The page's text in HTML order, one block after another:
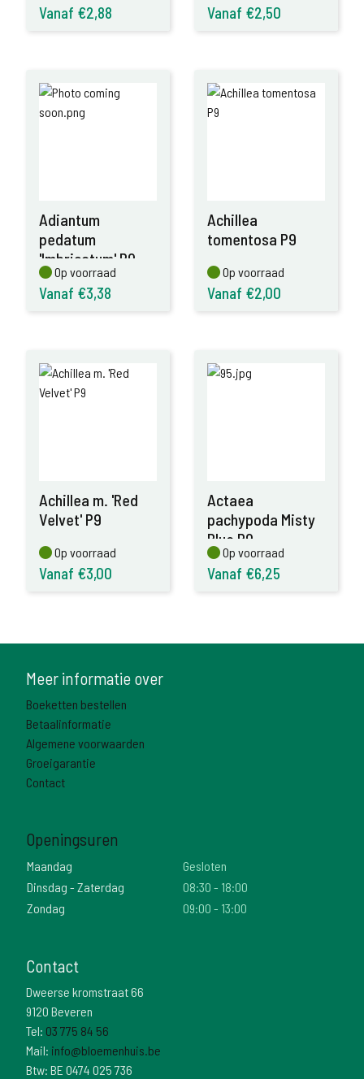
Vanaf €2,88 Vanaf €2,50
Adiantum
pedatum
'Imbricatum' P9
Op voorraad
Op voorraad
Vanaf €3,38
Achillea
tomentosa P9
Op voorraad
Op voorraad
Vanaf €2,00
Achillea m. 'Red
Velvet' P9
Op voorraad
Op voorraad
Vanaf €3,00
Actaea
pachypoda Misty
Blue P9
Op voorraad
Op voorraad
Vanaf €6,25
Meer informatie over
Boeketten bestellen
Betaalinformatie
Algemene voorwaarden
Groeigarantie
Contact
Openingsuren
Maandag
Gesloten
Dinsdag - Zaterdag
08:30 - 18:00
Zondag
09:00 - 13:00
Contact
Dweerse kromstraat 66
9120 Beveren
Tel: 03 775 84 56
Mail: info@bloemenhuis.be
Btw: BE 0474 025 736